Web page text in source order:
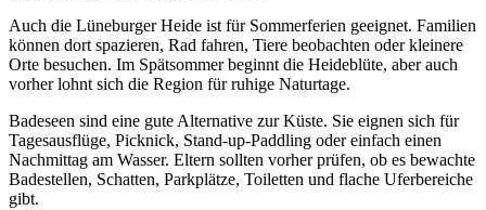
Auch die Lüneburger Heide ist für Sommerferien geeignet. Familien
können dort spazieren, Rad fahren, Tiere beobachten oder kleinere
Orte besuchen. Im Spätsommer beginnt die Heideblüte, aber auch
vorher lohnt sich die Region für ruhige Naturtage.
Badeseen sind eine gute Alternative zur Küste. Sie eignen sich für
Tagesausflüge, Picknick, Stand-up-Paddling oder einfach einen
Nachmittag am Wasser. Eltern sollten vorher prüfen, ob es bewachte
Badestellen, Schatten, Parkplätze, Toiletten und flache Uferbereiche
gibt.